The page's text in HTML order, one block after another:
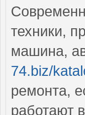
техники,
машина,
74.biz/
ремонта,
работают